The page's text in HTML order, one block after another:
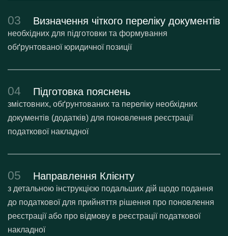
03 Визначення чіткого переліку документів
необхідних для підготовки та формування
обґрунтованої юридичної позиції
04 Підготовка пояснень
змістовних, обґрунтованих та переліку необхідних
документів (додатків) для поновлення реєстрації
податкової накладної
05 Направлення Клієнту
з детальною інструкцією подальших дій щодо подання
до податкової для прийняття рішення про поновлення
реєстрації або про відмову в реєстрації податкової
накладної